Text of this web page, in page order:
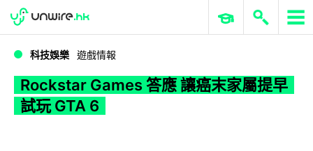
WWDC 2026 ERP 與商業 AI
科技娛樂 遊戲情報
Rockstar Games 答應 讓癌末家屬提早
試玩 GTA 6